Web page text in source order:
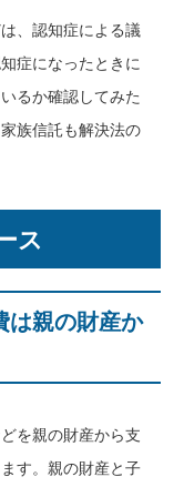
、認知症による議
症になったときに
るか確認してみた
族信託も解決法の
ス
は親の財産か
を親の財産から支
す。親の財産と子